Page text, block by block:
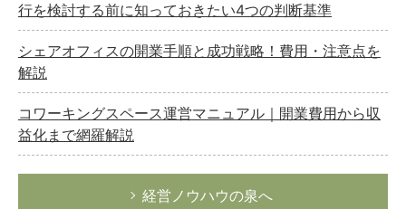
行を検討する前に知っておきたい4つの判断基準
シェアオフィスの開業手順と成功戦略！費用・注意点を
解説
コワーキングスペース運営マニュアル｜開業費用から収
益化まで網羅解説
経営ノウハウの泉へ